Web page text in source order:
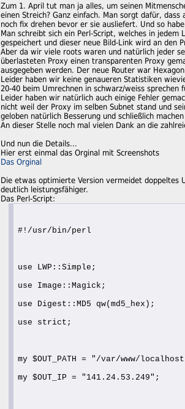
Zum 1. April tut man ja alles, um seinen
einen Streich? Ganz einfach. Man sorgt dafür,
noch fix drehen bevor er sie ausliefert. Und so
Man schreibt sich ein Perl-Script, welches in
gespeichert und dieser neue Bild-Link wird an den
Aber da wir viele roots waren und natürlich jeder
überlasteten Proxy einen transparenten Proxy
ausgegeben werden. Der neue Router war
Leider haben wir keine genaueren Statistiken
20-40 beim Umrechnen in schwarz/weiss
Leider haben wir natürlich auch einige Fehler
nicht weil der Proxy im selben Subnet stand und
geloben natürlich Besserung und schließlich
An dieser Stelle noch mal vielen Dank an die
Und nun die Details...
Hier erst einmal das Orginal mit Screenshots
Das Orginal
Die etwas optimierte Version vermeidet doppeltes
deutlich leistungsfähiger.
Das Perl-Script:
#!/usr/bin/perl
use LWP::Simple;
use Image::Magick;
use Digest::MD5 qw(md5_hex);
use strict;
my $OUT_PATH = "/var/www/
my $OUT_IP = "141.24.53.249";